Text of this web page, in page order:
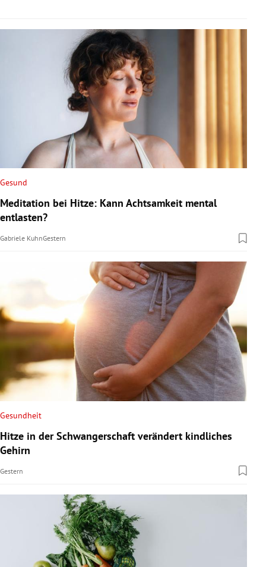
Gesund
Meditation bei Hitze: Kann Achtsamkeit mental
entlasten?
Gabriele KuhnGestern
Gesundheit
Hitze in der Schwangerschaft verändert kindliches
Gehirn
Gestern